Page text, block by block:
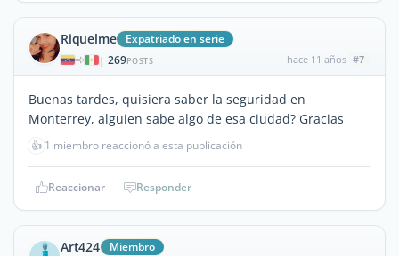
Riquelme Expatriado en serie
| 269POSTS hace 11 años #7
Buenas tardes, quisiera saber la seguridad en
Monterrey, alguien sabe algo de esa ciudad? Gracias
👍 1 miembro reaccionó a esta publicación
Reaccionar Responder
Art424 Miembro